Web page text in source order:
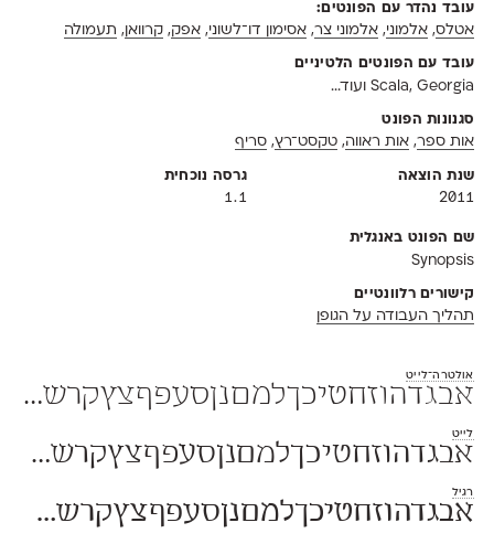
עובד נהדר עם הפונטים:
אטלס, אלמוני, אלמוני צר, אסימון דו־לשוני, אפק, קרוואן , תעמולה
עובד עם הפונטים הלטיניים
Scala, Georgia ועוד...
סגנונות הפונט
אות ספר, אות ראווה, טקסט־רץ, סריף
שנת הוצאה
2011
גרסה נוכחית
1.1
שם הפונט באנגלית
Synopsis
קישורים רלוונטיים
תהליך העבודה על הגופן
אולטרה־לייט
אבגדהוזחטיכךלמםנןסעפףצץקרשת 1234567890 $#%+=*;?!,₪()[]—–-־
לייט
אבגדהוזחטיכךלמםנןסעפףצץקרשת 1234567890 $#%+=*;?!,₪()[]—–-־
רגיל
אבגדהוזחטיכךלמםנןסעפףצץקרשת 1234567890 $#%+=*;?!,₪()[]—–-־